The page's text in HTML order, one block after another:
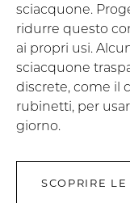
sciacquone.
ridurre questo
ai propri usi.
sciacquone
discrete, come il
rubinetti, per
giorno.
SCOPRIRE